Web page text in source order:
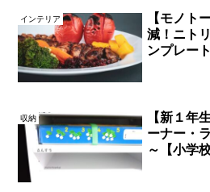
インテリア
【モノト
減！ニト
ンプレート
収納
【新１年
ーナー・
～【小学